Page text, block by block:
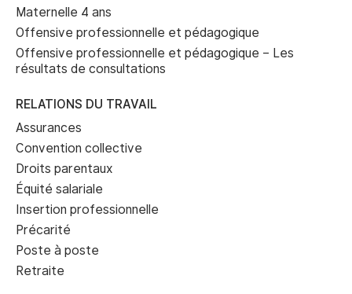
Maternelle 4 ans
Offensive professionnelle et pédagogique
Offensive professionnelle et pédagogique – Les
résultats de consultations
RELATIONS DU TRAVAIL
Assurances
Convention collective
Droits parentaux
Équité salariale
Insertion professionnelle
Précarité
Poste à poste
Retraite